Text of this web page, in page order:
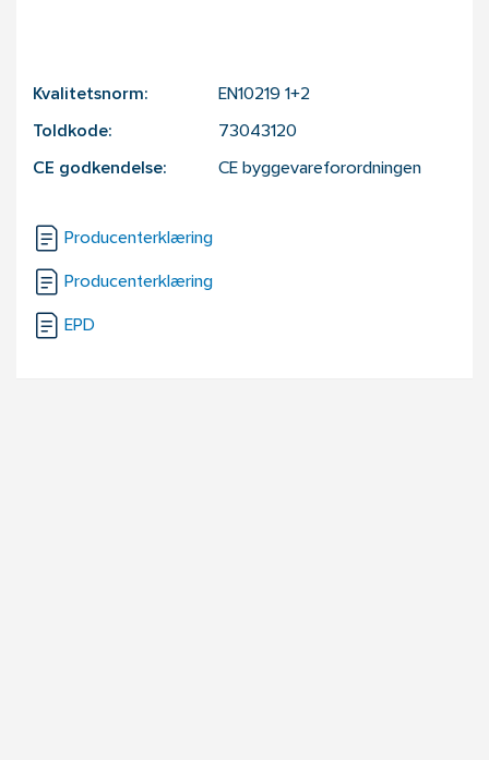
Kvalitetsnorm: EN10219 1+2
Toldkode: 73043120
CE godkendelse: CE byggevareforordningen
Producenterklæring
Producenterklæring
EPD